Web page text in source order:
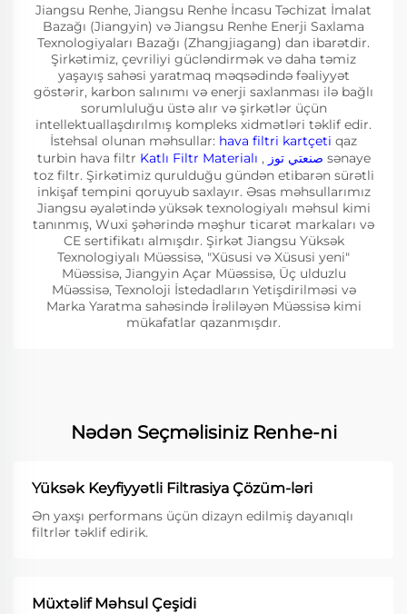
Jiangsu Renhe, Jiangsu Renhe İncasu Təchizat İmalat
Bazağı (Jiangyin) və Jiangsu Renhe Enerji Saxlama
Texnologiyaları Bazağı (Zhangjiagang) dan ibarətdir.
Şirkətimiz, çevriliyi gücləndirmək və daha təmiz
yaşayış sahəsi yaratmaq məqsədində fəaliyyət
göstərir, karbon salınımı və enerji saxlanması ilə bağlı
sorumluluğu üstə alır və şirkətlər üçün
intellektuallaşdırılmış kompleks xidmətləri təklif edir.
İstehsal olunan məhsullar: hava filtri kartçeti qaz
turbin hava filtr Katlı Filtr Materialı ,
sənaye
toz filtr. Şirkətimiz qurulduğu gündən etibarən sürətli
inkişaf tempini qoruyub saxlayır. Əsas məhsullarımız
Jiangsu əyalətində yüksək texnologiyalı məhsul kimi
tanınmış, Wuxi şəhərində məşhur ticarət markaları və
CE sertifikatı almışdır. Şirkət Jiangsu Yüksək
Texnologiyalı Müəssisə, "Xüsusi və Xüsusi yeni"
Müəssisə, Jiangyin Açar Müəssisə, Üç ulduzlu
Müəssisə, Texnoloji İstedadların Yetişdirilməsi və
Marka Yaratma sahəsində İrəliləyən Müəssisə kimi
mükafatlar qazanmışdır.
Nədən Seçməlisiniz Renhe-ni
Yüksək Keyfiyyətli Filtrasiya Çözüm-ləri
Ən yaxşı performans üçün dizayn edilmiş dayanıqlı
filtrlər təklif edirik.
Müxtəlif Məhsul Çeşidi